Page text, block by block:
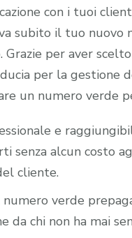
con i tuoi
subito il tuo nuovo
per aver scelto
per la gestione
un numero verde
e
senza alcun costo
cliente.
verde
da chi non ha mai